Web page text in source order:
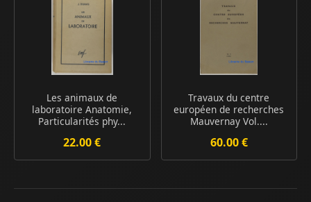
Les animaux de
laboratoire Anatomie,
Particularités phy...
22.00 €
Travaux du centre
européen de recherches
Mauvernay Vol....
60.00 €